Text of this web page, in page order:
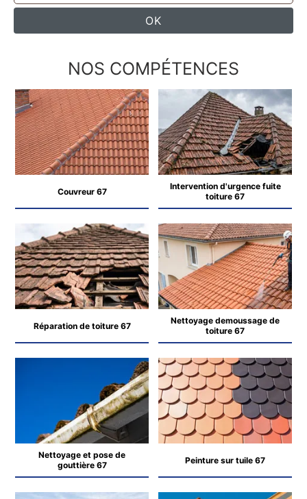
NOS COMPÉTENCES
Couvreur 67
Intervention d'urgence fuite
toiture 67
Réparation de toiture 67
Nettoyage demoussage de
toiture 67
Nettoyage et pose de
gouttière 67
Peinture sur tuile 67